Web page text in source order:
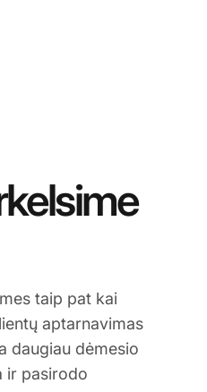
taip pat kai
aptarnavimas
daugiau dėmesio
ir pasirodo